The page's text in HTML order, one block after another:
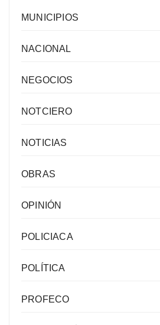
MUNICIPIOS
NACIONAL
NEGOCIOS
NOTCIERO
NOTICIAS
OBRAS
OPINIÓN
POLICIACA
POLÍTICA
PROFECO